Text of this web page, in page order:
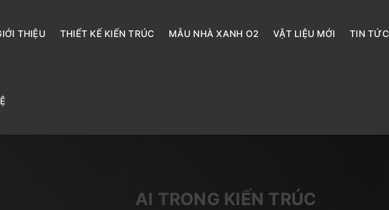
THIỆU THIẾT KẾ KIẾN TRÚC MẪU NHÀ XANH O2 VẬT LIỆU MỚI TIN TỨC
AI TRONG KIẾN TRÚC